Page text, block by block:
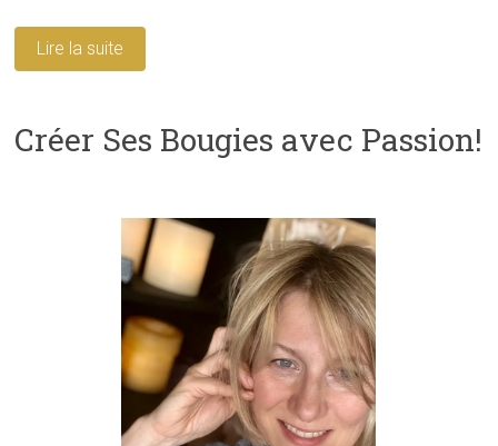
Lire la suite
Créer Ses Bougies avec Passion!